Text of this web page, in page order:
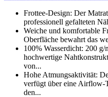
Frottee-Design: Der
professionell gefalteten
Weiche und komfortable
Oberfläche bewahrt das
100% Wasserdicht: 200 g/
hochwertige
von...
Hohe Atmungsaktivität:
verfügt über eine Airflow-
den...